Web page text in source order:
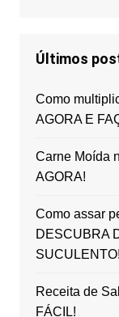
Últimos
Como
AGORA E
Carne Moída
AGORA!
Como assar
DESCUBRA
SUCULENTO!
Receita de
FÁCIL!